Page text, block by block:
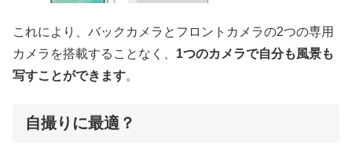
これにより、バックカメラとフロントカメラの2つの専用
カメラを搭載することなく、 1つのカメラで自分も風景も
写すことができます。
自撮りに最適？